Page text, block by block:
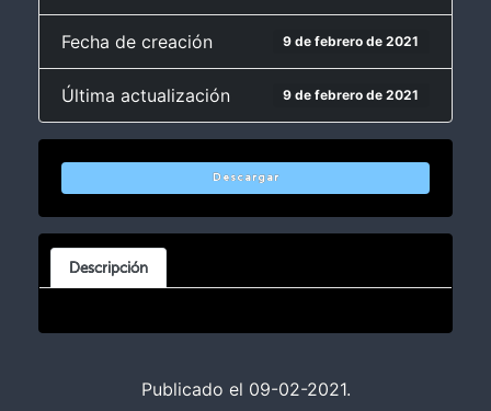
Fecha de creación 9 de febrero de 2021
Última actualización 9 de febrero de 2021
Descargar
Descripción
Publicado el 09-02-2021.